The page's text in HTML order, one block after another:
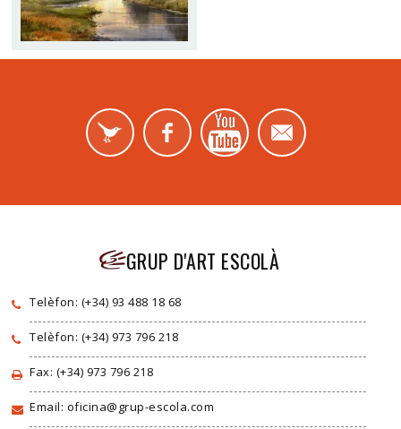
GRUP D'ART ESCOLÀ
Telèfon: (+34) 93 488 18 68
Telèfon: (+34) 973 796 218
Fax: (+34) 973 796 218
Email: oficina@grup-escola.com